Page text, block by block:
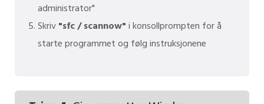
administrator"
Skriv"sfc / scannow"i konsollprompten for å
starte programmet og følg instruksjonene